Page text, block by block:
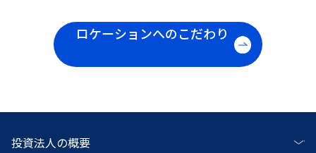
ロケーションへのこだわり
投資法人の概要